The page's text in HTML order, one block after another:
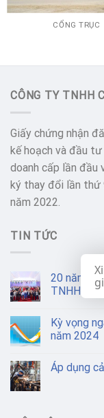
CỔNG TRỤC
CÔNG TY TNHH
Giấy chứng nhận
kế hoạch và đầu
doanh cấp lần đầu
ký thay đổi lần thứ
năm 2022.
TIN TỨC
20 năm:
TNHH Cơ
Kỳ vọng
năm 2024
Áp dụng